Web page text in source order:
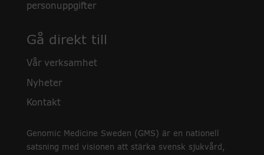
personuppgifter
Gå direkt till
Vår verksamhet
Nyheter
Kontakt
Genomic Medicine Sweden (GMS) är en nationell
satsning med visionen att stärka svensk sjukvård,